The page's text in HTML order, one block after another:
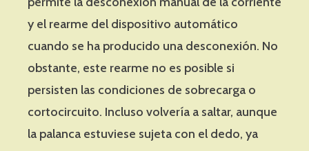
y el rearme del dispositivo automático
cuando se ha producido una desconexión. No
obstante, este rearme no es posible si
persisten las condiciones de sobrecarga o
cortocircuito. Incluso volvería a saltar, aunque
la palanca estuviese sujeta con el dedo, ya